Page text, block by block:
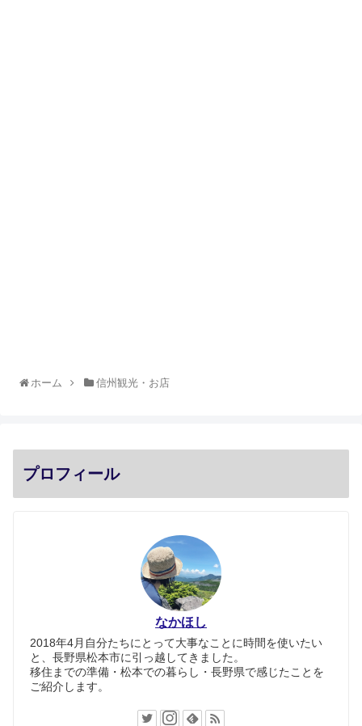
ホーム 信州観光・お店
プロフィール
なかほし
2018年4月自分たちにとって大事なことに時間を使いたい
と、長野県松本市に引っ越してきました。
移住までの準備・松本での暮らし・長野県で感じたことを
ご紹介します。